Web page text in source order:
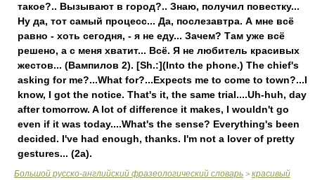
такое?.. Вызывают в город?.. Знаю, получил повестку...
Ну да, тот самый процесс... Да, послезавтра. А мне всё
равно - хоть сегодня, - я не еду... Зачем? Там уже всё
решено, а с меня хватит... Всё. Я не любитель красивых
жестов... (Вампилов 2). [Sh.:](Into the phone.) The chief's
asking for me?...What for?...Expects me to come to town?...I
know, I got the notice. That's it, the same trial....Uh-huh, day
after tomorrow. A lot of difference it makes, I wouldn't go
even if it was today....What's the sense? Everything's been
decided. I've had enough, thanks. I'm not a lover of pretty
gestures... (2a).
Большой русско-английский фразеологический словарь > красивый